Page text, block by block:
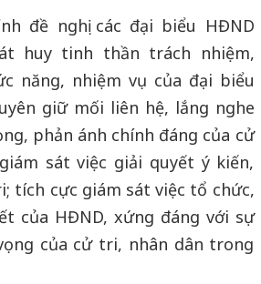
đề nghị các đại biểu HĐND
huy tinh thần trách nhiệm,
năng, nhiệm vụ của đại biểu
giữ mối liên hệ, lắng nghe
phản ánh chính đáng của cử
sát việc giải quyết ý kiến,
tích cực giám sát việc tổ chức,
của HĐND, xứng đáng với sự
của cử tri, nhân dân trong